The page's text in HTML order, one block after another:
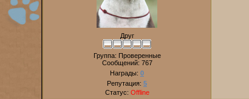
Друг
Группа: Проверенные
Сообщений: 767
Награды: 0
Репутация: 5
Статус: Offline